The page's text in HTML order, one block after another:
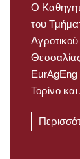
Ο
του
EurAgEng
Τορίνο